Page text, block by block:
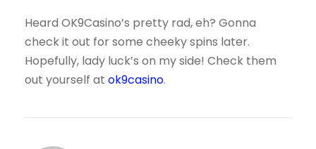
Heard OK9Casino’s pretty rad, eh? Gonna
check it out for some cheeky spins later.
Hopefully, lady luck’s on my side! Check them
out yourself at ok9casino.